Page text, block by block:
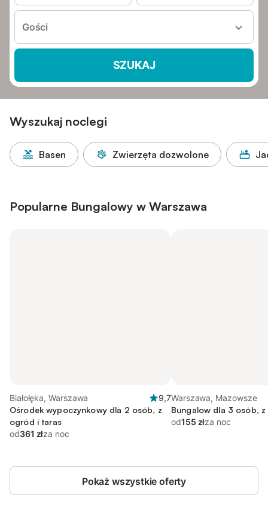
Gości
SZUKAJ
Wyszukaj noclegi
Basen Zwierzęta dozwolone
Popularne Bungalowy w Warszawa
Białołęka, Warszawa
9,7
Ośrodek wypoczynkowy dla 2 osób, z
ogród i taras
od361 złza noc
Warszawa, Mazowsze
Bungalow dla 3 osób,
od155 złza noc
Pokaż wszystkie oferty